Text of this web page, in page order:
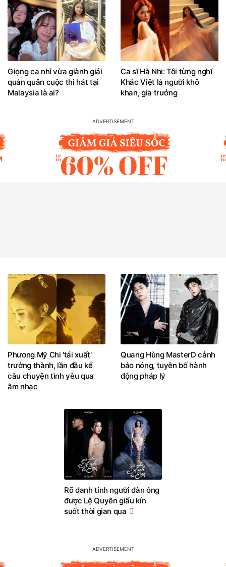
Giọng ca nhí vừa giành giải
quán quân cuộc thi hát tại
Malaysia là ai?
Ca sĩ Hà Nhi: Tôi từng nghĩ
Khắc Việt là người khô
khan, gia trưởng
Phương Mỹ Chi 'tái xuất'
trưởng thành, lần đầu kể
câu chuyện tình yêu qua
âm nhạc
Quang Hùng MasterD cảnh
báo nóng, tuyên bố hành
động pháp lý
Rõ danh tính người đàn ông
được Lệ Quyên giấu kín
suốt thời gian qua